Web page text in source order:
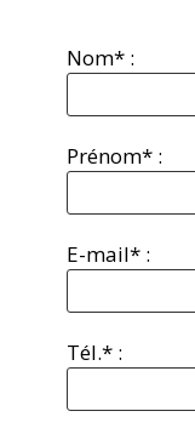
Nom* :
Prénom* :
E-mail* :
Tél.* :